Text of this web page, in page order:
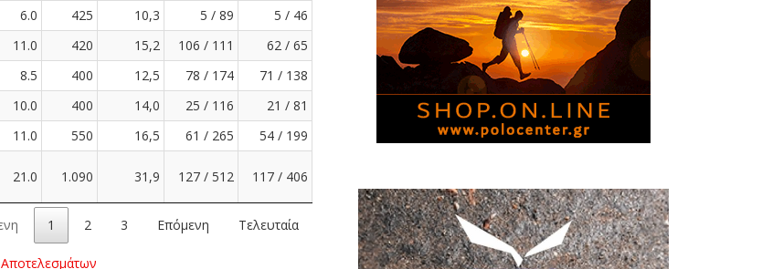
6.0 425 10,3 5 / 89
5 / 46
11.0 420 15,2 106 / 111
62 / 65
8.5 400 12,5 78 / 174
71 / 138
10.0 400 14,0 25 / 116
21 / 81
11.0 550 16,5 61 / 265
54 / 199
21.0 1.090 31,9 127 / 512 117 / 406
1 2 3 Επόμενη Τελευταία
Αποτελεσμάτων